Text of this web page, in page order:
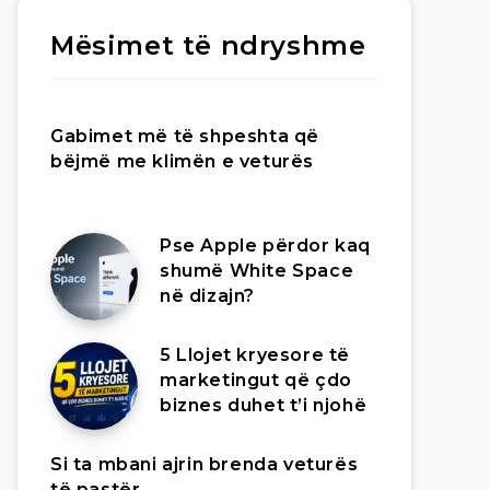
Mësimet të ndryshme
Gabimet më të shpeshta që
bëjmë me klimën e veturës
Pse Apple përdor kaq
shumë White Space
në dizajn?
5 Llojet kryesore të
marketingut që çdo
biznes duhet t’i njohë
Si ta mbani ajrin brenda veturës